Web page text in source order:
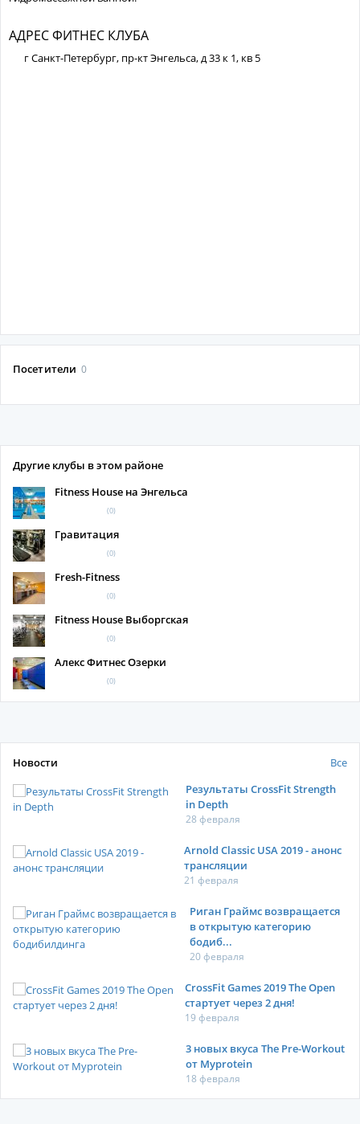
АДРЕС ФИТНЕС КЛУБА
г Санкт-Петербург, пр-кт Энгельса, д 33 к 1, кв 5
Посетители 0
Другие клубы в этом районе
Fitness House на Энгельса
(0)
Гравитация
(0)
Fresh-Fitness
(0)
Fitness House Выборгская
(0)
Алекс Фитнес Озерки
(0)
Новости
Все
Результаты CrossFit Strength
in Depth
28 февраля
Arnold Classic USA 2019 - анонс
трансляции
21 февраля
Риган Граймс возвращается
в открытую категорию
бодиб...
20 февраля
CrossFit Games 2019 The Open
стартует через 2 дня!
19 февраля
3 новых вкуса The Pre-Workout
от Myprotein
18 февраля